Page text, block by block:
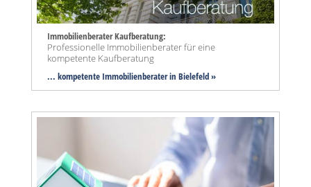
Immobilienberater Kaufberatung:
Professionelle Immobilienberater für eine
kompetente Kaufberatung
... kompetente Immobilienberater in Bielefeld »